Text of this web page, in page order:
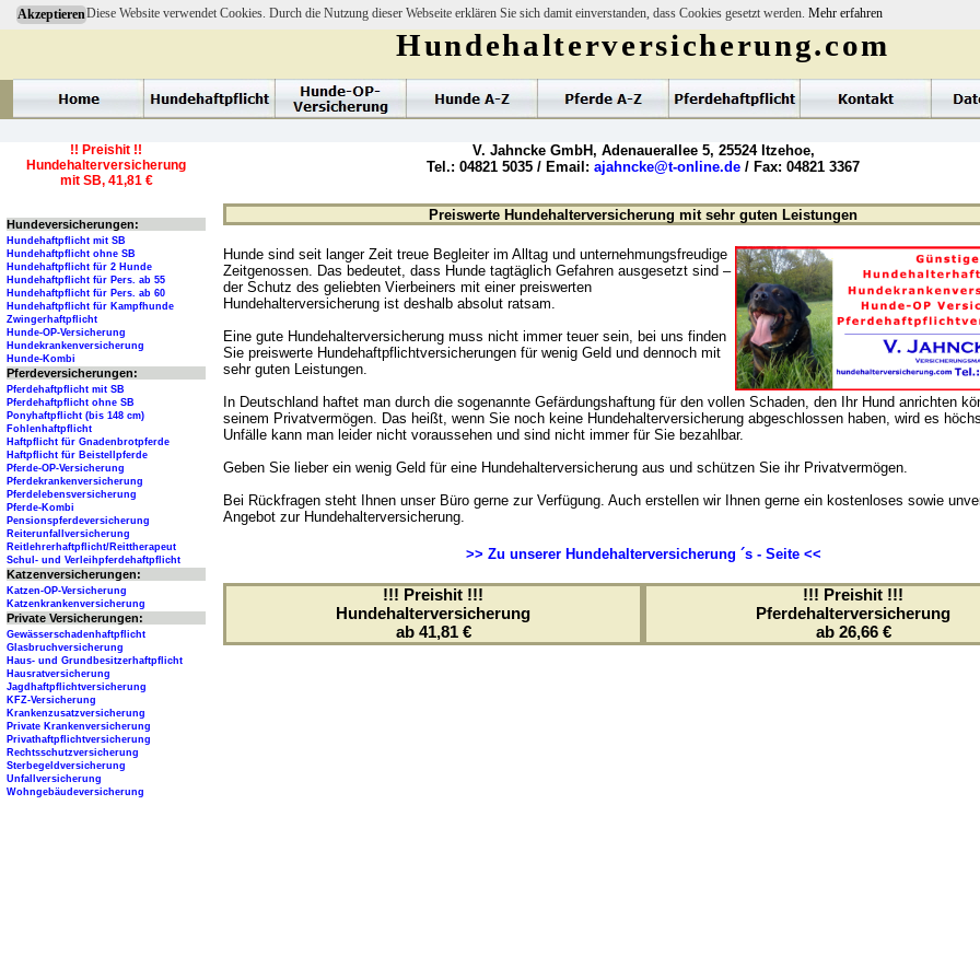
AkzeptierenDiese Website verwendet Cookies. Durch die Nutzung dieser Webseite erklären Sie sich damit einverstanden, dass Cookies gesetzt werden. Mehr erfahren
Preiswerte Hundehalterversicherung mit sehr guten Leistungen
Hunde sind seit langer Zeit treue Begleiter im Alltag und unternehmungsfreudige
Zeitgenossen. Das bedeutet, dass Hunde tagtäglich Gefahren ausgesetzt sind –
der Schutz des geliebten Vierbeiners mit einer preiswerten
Hundehalterversicherung ist deshalb absolut ratsam.
Eine gute Hundehalterversicherung muss nicht immer teuer sein, bei uns finden
Sie preiswerte Hundehaftpflichtversicherungen für wenig Geld und dennoch mit
sehr guten Leistungen.
In Deutschland haftet man durch die sogenannte Gefärdungshaftung für den vollen Schaden, den Ihr Hund anrichten
seinem Privatvermögen. Das heißt, wenn Sie noch keine Hundehalterversicherung abgeschlossen haben, wird es
Unfälle kann man leider nicht voraussehen und sind nicht immer für Sie bezahlbar.
Geben Sie lieber ein wenig Geld für eine Hundehalterversicherung aus und schützen Sie ihr Privatvermögen.
Bei Rückfragen steht Ihnen unser Büro gerne zur Verfügung. Auch erstellen wir Ihnen gerne ein kostenloses sowie
Angebot zur Hundehalterversicherung.
>> Zu unserer Hundehalterversicherung ´s - Seite <<
!!! Preishit !!!
Hundehalterversicherung
ab 41,81 €
!!! Preishit !!!
Pferdehalterversicherung
ab 26,66 €
Hundehalterversicherung.com
V. Jahncke GmbH, Adenauerallee 5, 25524 Itzehoe,
Tel.: 04821 5035 / Email: ajahncke@t-online.de / Fax: 04821 3367
!! Preishit !!
Hundehalterversicherung
mit SB, 41,81 €
Hundeversicherungen:
Hundehaftpflicht mit SB
Hundehaftpflicht ohne SB
Hundehaftpflicht für 2 Hunde
Hundehaftpflicht für Pers. ab 55
Hundehaftpflicht für Pers. ab 60
Hundehaftpflicht für Kampfhunde
Zwingerhaftpflicht
Hunde-OP-Versicherung
Hundekrankenversicherung
Hunde-Kombi
Pferdeversicherungen:
Pferdehaftpflicht mit SB
Pferdehaftpflicht ohne SB
Ponyhaftpflicht (bis 148 cm)
Fohlenhaftpflicht
Haftpflicht für Gnadenbrotpferde
Haftpflicht für Beistellpferde
Pferde-OP-Versicherung
Pferdekrankenversicherung
Pferdelebensversicherung
Pferde-Kombi
Pensionspferdeversicherung
Reiterunfallversicherung
Reitlehrerhaftpflicht/Reittherapeut
Schul- und Verleihpferdehaftpflicht
Katzenversicherungen:
Katzen-OP-Versicherung
Katzenkrankenversicherung
Private Versicherungen:
Gewässerschadenhaftpflicht
Glasbruchversicherung
Haus- und Grundbesitzerhaftpflicht
Hausratversicherung
Jagdhaftpflichtversicherung
KFZ-Versicherung
Krankenzusatzversicherung
Private Krankenversicherung
Privathaftpflichtversicherung
Rechtsschutzversicherung
Sterbegeldversicherung
Unfallversicherung
Wohngebäudeversicherung